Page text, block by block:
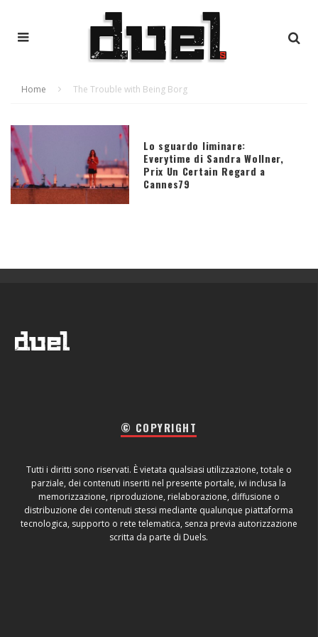
Home The Trouble with Being Borg
Lo sguardo liminare:
Everytime di Sandra Wollner,
Prix Un Certain Regard a
Cannes79
© COPYRIGHT
Tutti i diritti sono riservati. È vietata qualsiasi utilizzazione, totale o
parziale, dei contenuti inseriti nel presente portale, ivi inclusa la
memorizzazione, riproduzione, rielaborazione, diffusione o
distribuzione dei contenuti stessi mediante qualunque piattaforma
tecnologica, supporto o rete telematica, senza previa autorizzazione
scritta da parte di Duels.